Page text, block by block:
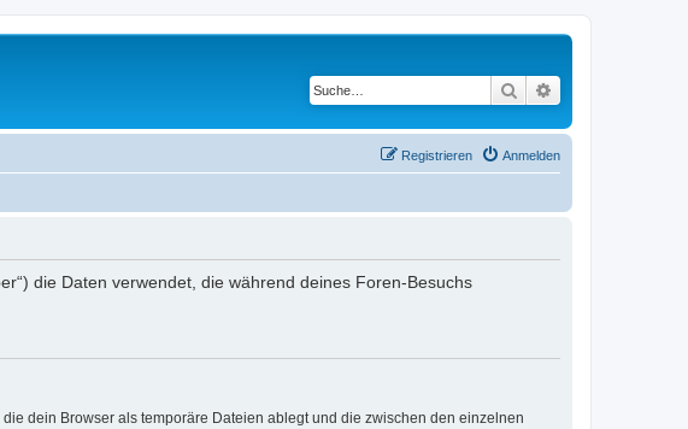
Suche
Anmelden
Registrieren
die Daten verwendet, die während deines Foren-Besuchs
dein Browser als temporäre Dateien ablegt und die zwischen den einzelnen